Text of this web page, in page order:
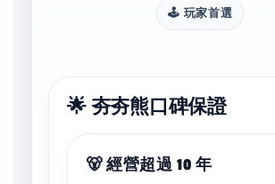
🕹️ 玩家首選
🌟 夯夯熊口碑保證
🐻 經營超過 10 年